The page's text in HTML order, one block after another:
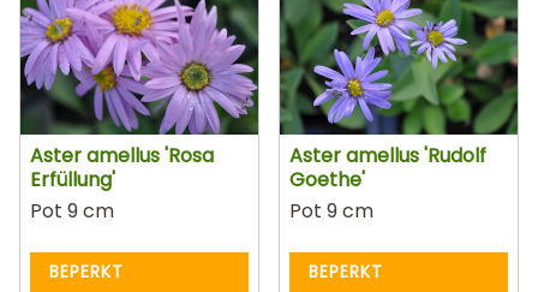
Aster amellus 'Rosa
Erfüllung'
Pot 9 cm
BEPERKT
Aster amellus 'Rudolf
Goethe'
Pot 9 cm
BEPERKT